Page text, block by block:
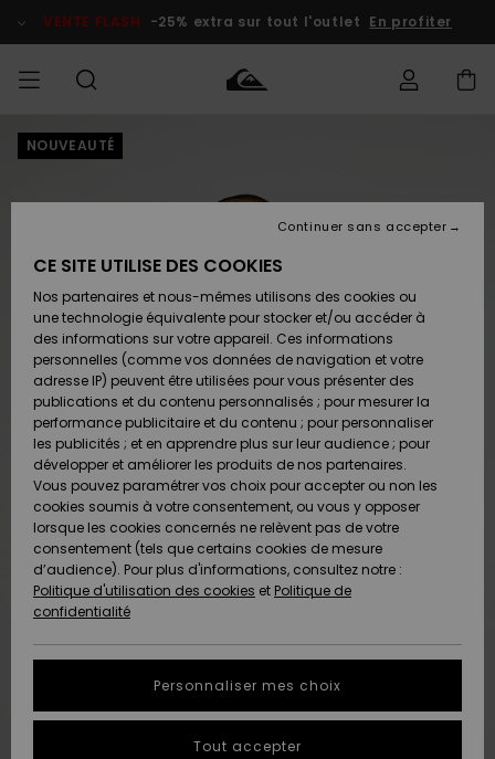
l'information
le
VENTE FLASH -25% extra sur tout l'outlet En profiter
HOMME
Accessoires
Chaussures
& Tongs
Surf
Snow
Nouveautés
A
Découvrir
Accessoires
Chaussures
& Tongs
Surf
Snow
Nouveautés
A
Découvrir
FEMME
Nouveautés
A
Découvrir
Snow
SURF
Enfant
Highlights
Communauté
SNOW
Homme
Snow
Shop
Enfant
Snow
Shop
Femme
A
Découvrir
Communauté
VENTE
FLASH
Enfant
Outlet
Femme
Préférences
Langue Et
Région
Nederlands
AIDE &
CONTACT
Retours
Paiement
Carte
Cadeau
Quiksilver
Freedom
Protection
des données
Démarrez
COLLECTION
NOUVEAUTÉ
CE SITE UTILISE DES COOKIES
Nos partenaires et nous-mêmes utilisons des cookies ou
une technologie équivalente pour stocker et/ou accéder à
des informations sur votre appareil. Ces informations
personnelles (comme vos données de navigation et votre
adresse IP) peuvent être utilisées pour vous présenter des
publications et du contenu personnalisés ; pour mesurer la
performance publicitaire et du contenu ; pour personnaliser
les publicités ; et en apprendre plus sur leur audience ; pour
développer et améliorer les produits de nos partenaires.
Vous pouvez paramétrer vos choix pour accepter ou non les
cookies soumis à votre consentement, ou vous y opposer
lorsque les cookies concernés ne relèvent pas de votre
consentement (tels que certains cookies de mesure
d’audience). Pour plus d'informations, consultez notre :
Politique d'utilisation des cookies et Politique de
confidentialité
Personnaliser mes choix
Continuer sans accepter
Tout accepter